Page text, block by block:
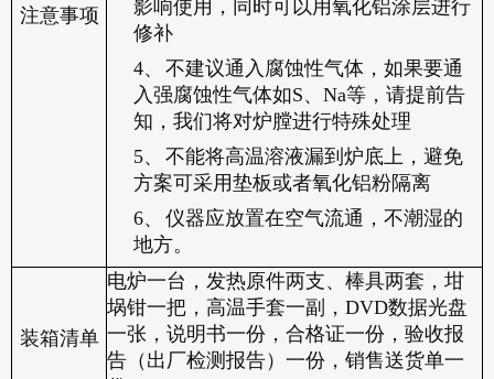
注意事项
影响使用，同时可以用氧化铝涂层进行
修补
4、 不建议通入腐蚀性气体，如果要通
入强腐蚀性气体如S、 Na等，请提前告
知，我们将对炉膛进行特殊处理
5、 不能将高温溶液漏到炉底上，避免
方案可采用垫板或者氧化铝粉隔离
6、 仪器应放置在空气流通，不潮湿的
地方。
装箱清单
电炉一台， 发热原件两支、棒具两套，坩
埚钳一把，高温手套一副， DVD数据光盘
一张，说明书一份，合格证一份，验收报
告（出厂检测报告）一份，销售送货单一